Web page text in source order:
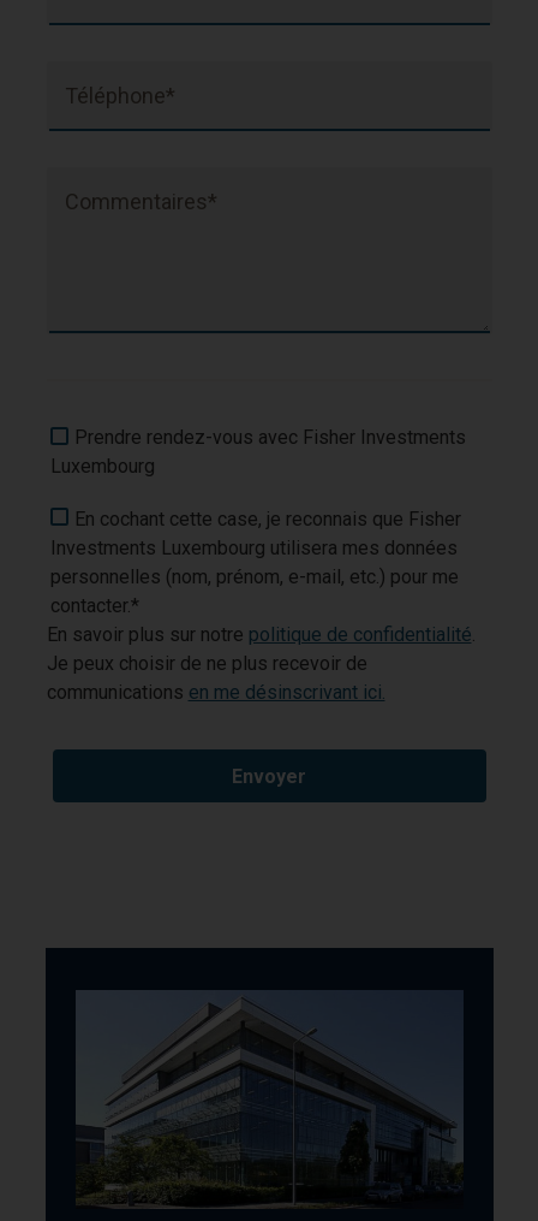
Téléphone*
Commentaires*
Prendre rendez-vous avec Fisher Investments
Luxembourg
En cochant cette case, je reconnais que Fisher
Investments Luxembourg utilisera mes données
personnelles (nom, prénom, e-mail, etc.) pour me
contacter.*
En savoir plus sur notre politique de confidentialité.
Je peux choisir de ne plus recevoir de
communications en me désinscrivant ici.